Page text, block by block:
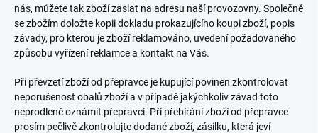
nás, můžete tak zboží zaslat na adresu naší provozovny. Společně
se zbožím doložte kopii dokladu prokazujícího koupi zboží, popis
závady, pro kterou je zboží reklamováno, uvedení požadovaného
způsobu vyřízení reklamce a kontakt na Vás.
Při převzetí zboží od přepravce je kupující povinen zkontrolovat
neporušenost obalů zboží a v případě jakýchkoliv závad toto
neprodleně oznámit přepravci. Při přebírání zboží od přepravce
prosím pečlivě zkontrolujte dodané zboží, zásilku, která jeví